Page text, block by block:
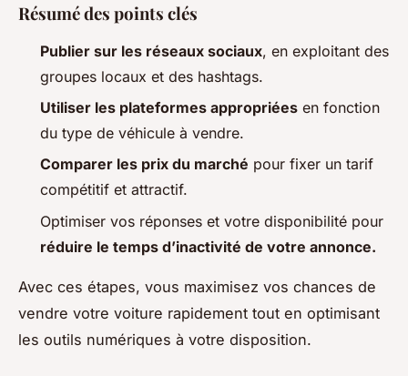
Résumé des points clés
Publier sur les réseaux sociaux, en exploitant des
groupes locaux et des hashtags.
Utiliser les plateformes appropriées en fonction
du type de véhicule à vendre.
Comparer les prix du marché pour fixer un tarif
compétitif et attractif.
Optimiser vos réponses et votre disponibilité pour
réduire le temps d’inactivité de votre annonce.
Avec ces étapes, vous maximisez vos chances de
vendre votre voiture rapidement tout en optimisant
les outils numériques à votre disposition.